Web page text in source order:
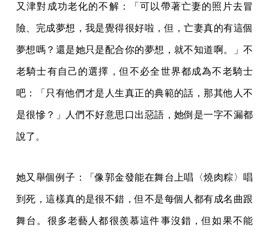
又津對成功老化的不解：「可以帶著亡妻的照片去冒
險、完成夢想，我是覺得很好啦，但，亡妻真的有這個
夢想嗎？還是她只是配合你的夢想，就不知道啊。」不
老騎士有自己的選擇，但不必全世界都成為不老騎士
吧：「只有他們才是人生真正的典範的話，那其他人不
是很慘？」人們不好意思口出惡語，她倒是一字不漏都
說了。
她又舉個例子：「像郭金發能在舞台上唱〈燒肉粽〉唱
到死，這樣真的是很不錯，但不是每個人都有成名曲跟
舞台。很多老藝人都很羨慕這件事沒錯，但如果不能